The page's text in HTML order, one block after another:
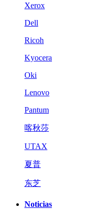
Xerox
Dell
Ricoh
Kyocera
Oki
Lenovo
Pantum
喀秋莎
UTAX
夏普
东芝
Noticias